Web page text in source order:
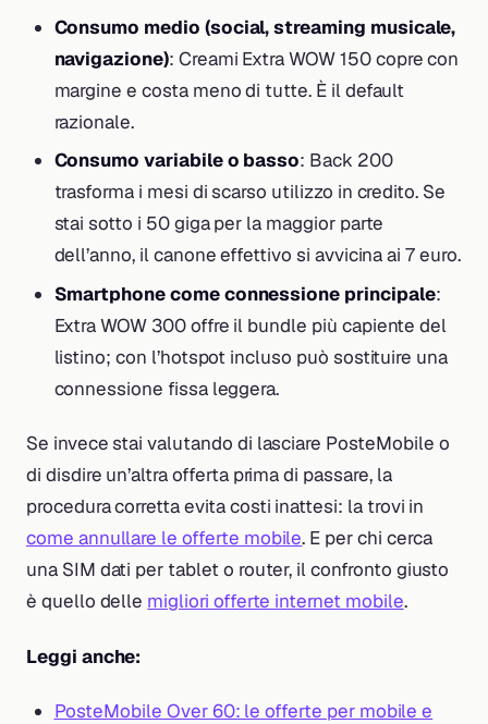
Consumo medio (social, streaming musicale,
navigazione): Creami Extra WOW 150 copre con
margine e costa meno di tutte. È il default
razionale.
Consumo variabile o basso: Back 200
trasforma i mesi di scarso utilizzo in credito. Se
stai sotto i 50 giga per la maggior parte
dell’anno, il canone effettivo si avvicina ai 7 euro.
Smartphone come connessione principale:
Extra WOW 300 offre il bundle più capiente del
listino; con l’hotspot incluso può sostituire una
connessione fissa leggera.
Se invece stai valutando di lasciare PosteMobile o
di disdire un’altra offerta prima di passare, la
procedura corretta evita costi inattesi: la trovi in
come annullare le offerte mobile. E per chi cerca
una SIM dati per tablet o router, il confronto giusto
è quello delle migliori offerte internet mobile.
Leggi anche:
PosteMobile Over 60: le offerte per mobile e